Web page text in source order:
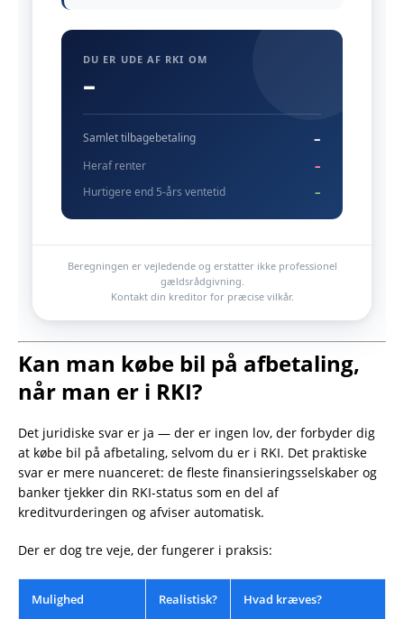
DU ER UDE AF RKI OM
–
Samlet tilbagebetaling –
Heraf renter –
Hurtigere end 5-års ventetid –
Beregningen er vejledende og erstatter ikke professionel
gældsrådgivning.
Kontakt din kreditor for præcise vilkår.
Kan man købe bil på afbetaling,
når man er i RKI?
Det juridiske svar er ja — der er ingen lov, der forbyder dig
at købe bil på afbetaling, selvom du er i RKI. Det praktiske
svar er mere nuanceret: de fleste finansieringsselskaber og
banker tjekker din RKI-status som en del af
kreditvurderingen og afviser automatisk.
Der er dog tre veje, der fungerer i praksis:
Mulighed Realistisk? Hvad kræves?